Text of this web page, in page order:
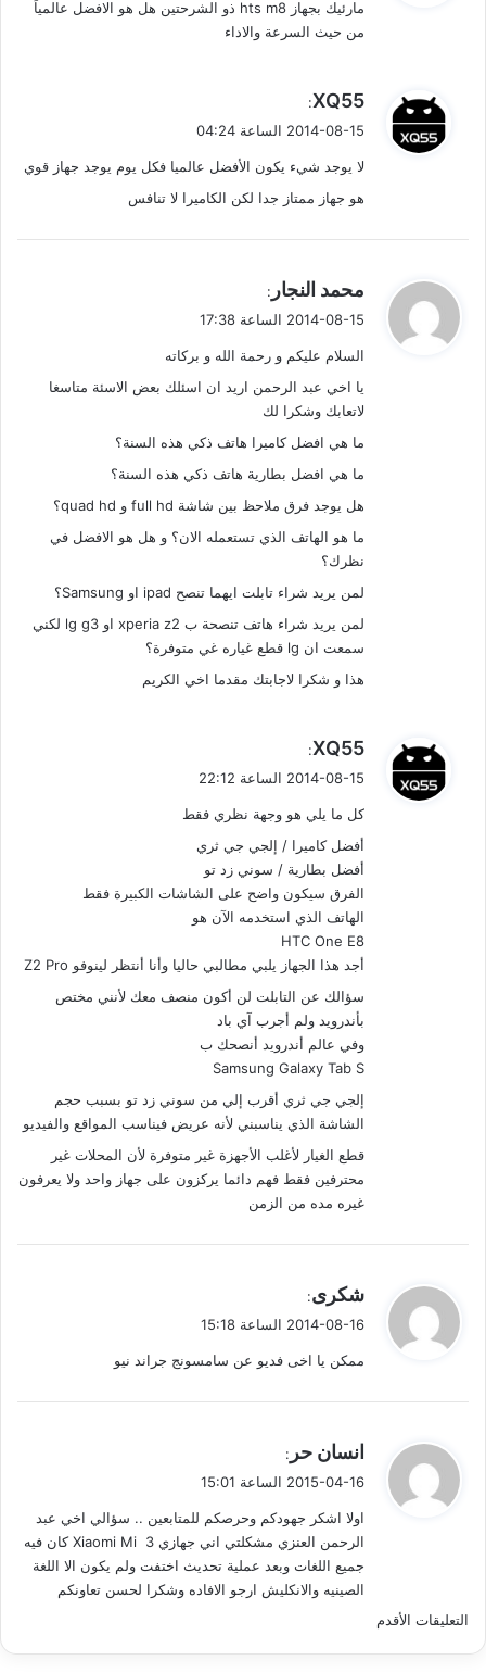
ل
مارئيك بجهاز hts m8 ذو الشرحتين هل هو الافضل عالمياً
من حيث السرعة والاداء
ي
ل
XQ55
:
2014-08-15 الساعة 04:24
لا يوجد شيء يكون الأفضل عالميا فكل يوم يوجد جهاز قوي
هو جهاز ممتاز جدا لكن الكاميرا لا تنافس
ل
محمد النجار :
2014-08-15 الساعة 17:38
السلام عليكم و رحمة الله و بركاته
يا اخي عبد الرحمن اريد ان اسئلك بعض الاسئة متاسغا
لاتعابك وشكرا لك
ما هي افضل كاميرا هاتف ذكي هذه السنة؟
ما هي افضل بطارية هاتف ذكي هذه السنة؟
هل يوجد فرق ملاحظ بين شاشة full hd و quad hd؟
ما هو الهاتف الذي تستعمله الان؟ و هل هو الافضل في
نظرك؟
لمن يريد شراء تابلت ايهما تنصح ipad او Samsung؟
لمن يريد شراء هاتف تنصحة ب xperia z2 او lg g3 لكني
سمعت ان lg قطع غياره غي متوفرة؟
هذا و شكرا لاجابتك مقدما اخي الكريم
ي
ل
XQ55
:
2014-08-15 الساعة 22:12
كل ما يلي هو وجهة نظري فقط
أفضل كاميرا / إلجي جي ثري
أفضل بطارية / سوني زد تو
الفرق سيكون واضح على الشاشات الكبيرة فقط
الهاتف الذي استخدمه الآن هو
HTC One E8
أجد هذا الجهاز يلبي مطالبي حاليا وأنا أنتظر لينوفو Z2 Pro
سؤالك عن التابلت لن أكون منصف معك لأنني مختص
بأندرويد ولم أجرب آي باد
وفي عالم أندرويد أنصحك ب
Samsung Galaxy Tab S
إلجي جي ثري أقرب إلي من سوني زد تو بسبب حجم
الشاشة الذي يناسبني لأنه عريض فيناسب المواقع والفيديو
قطع الغيار لأغلب الأجهزة غير متوفرة لأن المحلات غير
محترفين فقط فهم دائما يركزون على جهاز واحد ولا يعرفون
غيره مده من الزمن
ي
ل
شكرى:
2014-08-16 الساعة 15:18
ممكن يا اخى فديو عن سامسونج جراند نيو
ي
ل
انسان حر :
2015-04-16 الساعة 15:01
اولا اشكر جهودكم وحرصكم للمتابعين .. سؤالي اخي عبد
الرحمن العنزي مشكلتي اني جهازي Xiaomi Mi 3 كان فيه
جميع اللغات وبعد عملية تحديث اختفت ولم يكون الا اللغة
الصينيه والانكليش ارجو الافاده وشكرا لحسن تعاونكم
ت
التعليقات الأقدم